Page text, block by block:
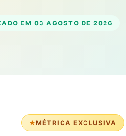
EM 03 AGOSTO DE 2026
MÉTRICA EXCLUSIVA